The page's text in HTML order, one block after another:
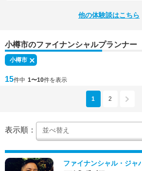
他の体験談はこちら
小樽市のファイナンシャルプランナー
小樽市
15件中 1〜10件を表示
1 2
表示順：
ファイナンシャル・ジャ